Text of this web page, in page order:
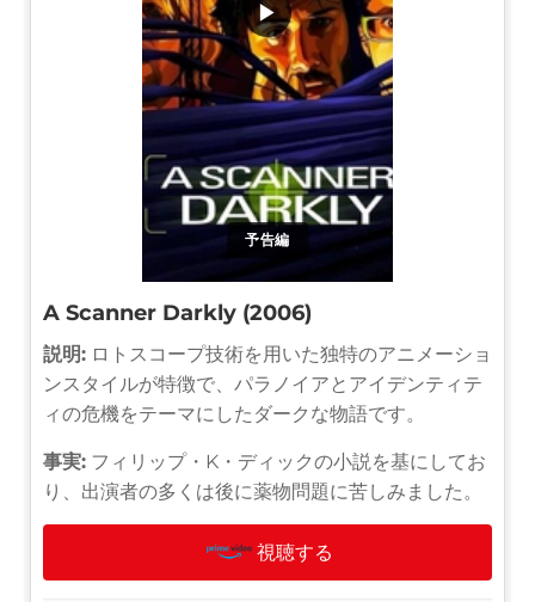
予告編
▶
A Scanner Darkly (2006)
説明: ロトスコープ技術を用いた独特のアニメーショ
ンスタイルが特徴で、パラノイアとアイデンティテ
ィの危機をテーマにしたダークな物語です。
事実: フィリップ・K・ディックの小説を基にしてお
り、出演者の多くは後に薬物問題に苦しみました。
視聴する